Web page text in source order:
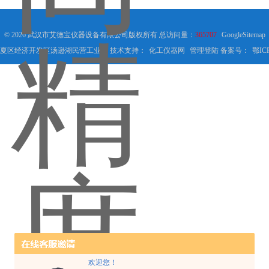
欢迎您！
© 2026 武汉市艾德宝仪器设备有限公司版权所有 总访问量： 365707
GoogleSitemap
区经济开发区汤逊湖民营工业园 技术支持：
化工仪器网 管理登陆备案号： 鄂